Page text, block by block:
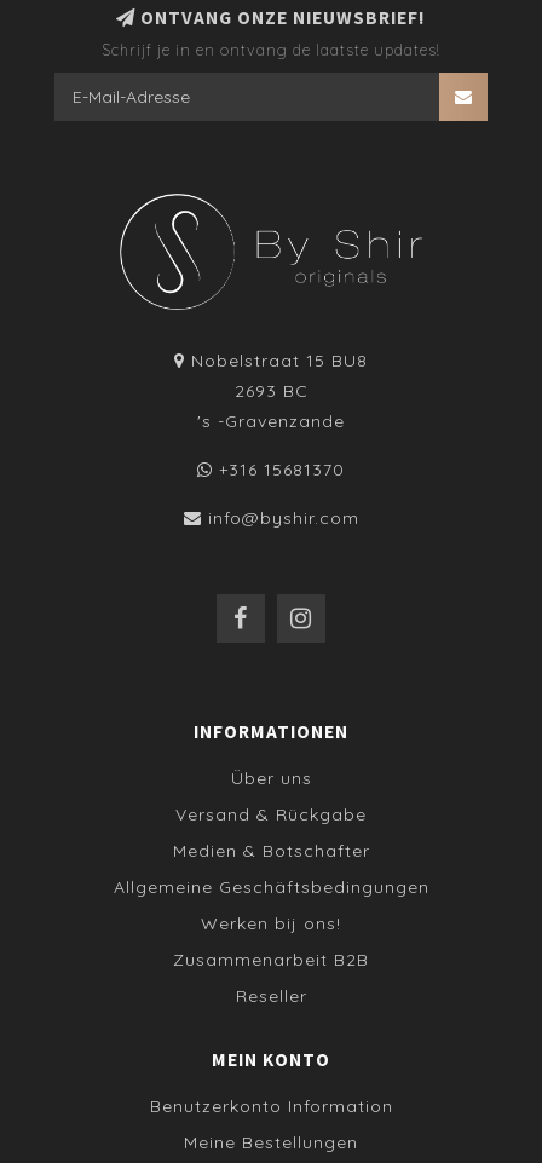
ONTVANG ONZE NIEUWSBRIEF!
Schrijf je in en ontvang de laatste updates!
Nobelstraat 15 BU8
2693 BC
's -Gravenzande
+316 15681370
info@byshir.com
INFORMATIONEN
Über uns
Versand & Rückgabe
Medien & Botschafter
Allgemeine Geschäftsbedingungen
Werken bij ons!
Zusammenarbeit B2B
Reseller
MEIN KONTO
Benutzerkonto Information
Meine Bestellungen